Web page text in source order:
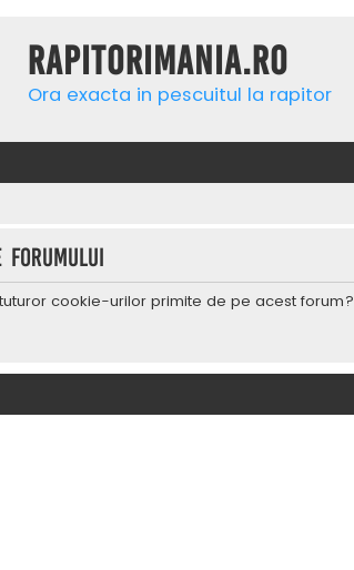
Rapitorimania.ro
Ora exacta in pescuitul la rapitor
forumului
cookie-urilor primite de pe acest forum?